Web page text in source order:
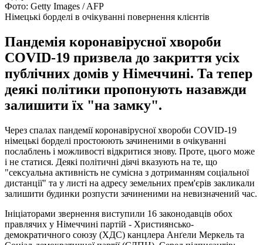
Фото: Getty Images / AFP
Німецькі борделі в очікуванні повернення клієнтів
Пандемія коронавірусної хвороби
COVID-19 призвела до закриття усіх
публічних домів у Німеччині. Та тепер
деякі політики пропонують назавжди
залишити їх "на замку".
Через спалах пандемії коронавірусної хвороби COVID-19
німецькі борделі простоюють зачиненими в очікуванні
послаблень і можливості відкритися знову. Проте, цього може
і не статися. Деякі політичні діячі вказують на те, що
"сексуальна активність не сумісна з дотриманням соціальної
дистанції" та у листі на адресу земельних прем'єрів закликали
залишити будинки розпусти зачиненими на невизначений час.
Ініціаторами звернення виступили 16 законодавців обох
правлячих у Німеччині партій - Християнсько-
демократичного союзу (ХДС) канцлера Анґели Меркель та